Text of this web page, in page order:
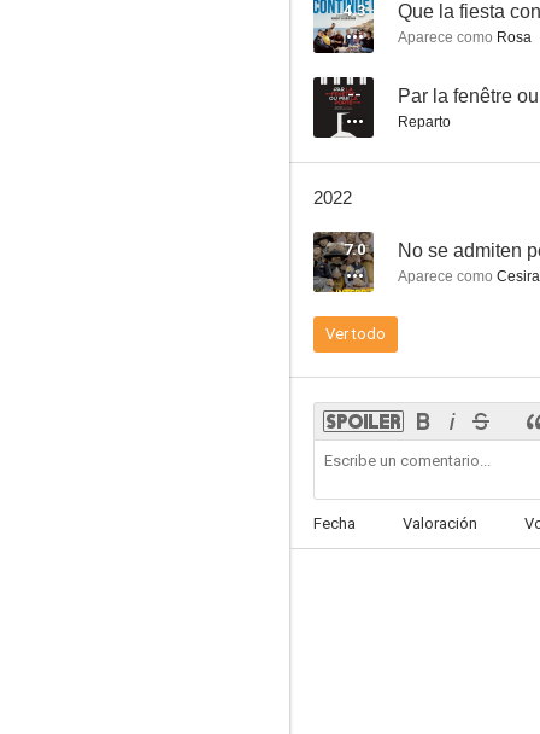
4.7
3.0
4.3 Que la fiesta
Aparece como Rosa
-- Par la fenêtre
Reparto
2022
7.0 No se admiten
Aparece como
Ver todo
Fecha Valoración